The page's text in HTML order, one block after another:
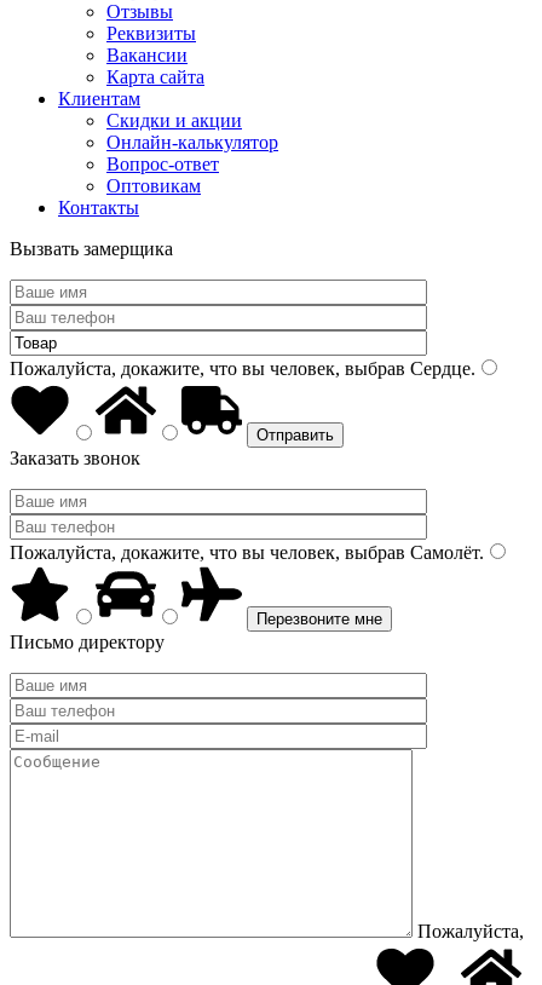
Отзывы
Реквизиты
Вакансии
Карта сайта
Клиентам
Скидки и акции
Онлайн-калькулятор
Вопрос-ответ
Оптовикам
Контакты
Вызвать замерщика
Пожалуйста, докажите, что вы человек, выбрав Сердце.
Заказать звонок
Пожалуйста, докажите, что вы человек, выбрав Самолёт.
Письмо директору
Пожалуйста,